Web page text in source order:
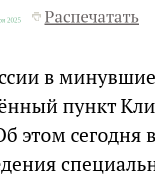
2025 Распечатать
в
пункт
этом сегодня